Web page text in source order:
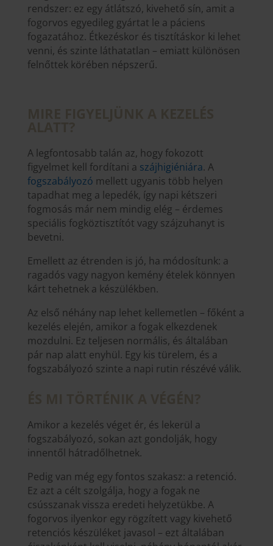
rendszer: ez egy átlátszó, kivehető sín, amit a
fogorvos egyedileg gyártat le a páciens
fogazatához. Étkezéskor és tisztításkor ki lehet
venni, és szinte láthatatlan – emiatt különösen
felnőttek körében népszerű.
A legfontosabb talán az, hogy fokozott
figyelmet kell fordítani a szájhigiéniára. A
fogszabályozó mellett ugyanis több helyen
tapadhat meg a lepedék, így napi kétszeri
fogmosás már nem mindig elég – érdemes
speciális fogköztisztítót vagy szájzuhanyt is
bevetni.
Emellett az étrenden is jó, ha módosítunk: a
ragadós vagy nagyon kemény ételek könnyen
kárt tehetnek a készülékben.
Az első néhány nap lehet kellemetlen – főként a
kezelés elején, amikor a fogak elkezdenek
mozdulni. Ez teljesen normális, és általában
pár nap alatt enyhül. Egy kis türelem, és a
fogszabályozó szinte a napi rutin részévé válik.
Amikor a kezelés véget ér, és lekerül a
fogszabályozó, sokan azt gondolják, hogy
innentől hátradőlhetnek.
Pedig van még egy fontos szakasz: a retenció.
Ez azt a célt szolgálja, hogy a fogak ne
csússzanak vissza eredeti helyzetükbe. A
fogorvos ilyenkor egy rögzített vagy kivehető
retenciós készüléket javasol – ezt általában